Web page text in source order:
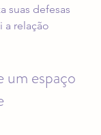
suas defesas
a relação
espaço